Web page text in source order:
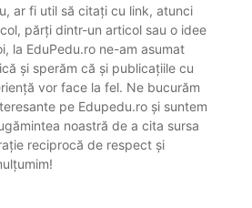
ar fi util să citați cu link, atunci
părți dintr-un articol sau o idee
la EduPedu.ro ne-am asumat
și sperăm că și publicațiile cu
vor face la fel. Ne bucurăm
pe Edupedu.ro și suntem
noastră de a cita sursa
reciprocă de respect și